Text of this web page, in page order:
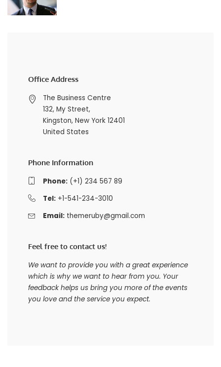
Office Address
The Business Centre
132, My Street,
Kingston, New York 12401
United States
Phone Information
Phone:(+1) 234 567 89
Tel:+1-541-234-3010
Email: themeruby@gmail.com
Feel free to contact us!
We want to provide you with a great experience
which is why we want to hear from you. Your
feedback helps us bring you more of the events
you love and the service you expect.